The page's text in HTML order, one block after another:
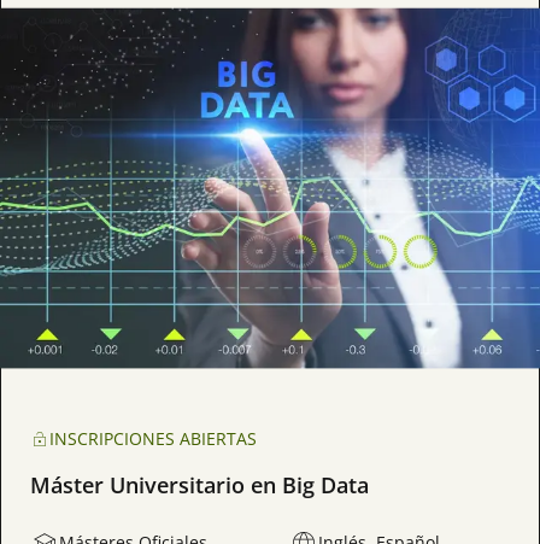
INSCRIPCIONES ABIERTAS
Máster Universitario en Big Data